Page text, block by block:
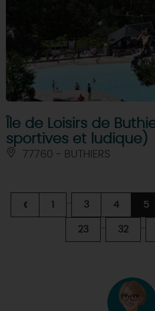
Île de Loisirs de
sportives et ludique)
77760 - BUTHIERS
‹ 1 ... 3 4 5
23 ... 32 ...